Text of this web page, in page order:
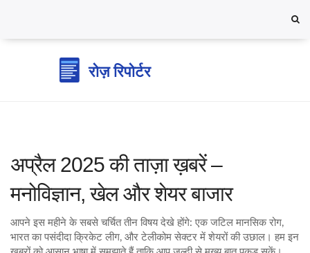
अप्रैल 2025 की ताज़ा ख़बरें –
मनोविज्ञान, खेल और शेयर बाजार
आपने इस महीने के सबसे चर्चित तीन विषय देखे होंगे: एक जटिल मानसिक रोग,
भारत का पसंदीदा क्रिकेट लीग, और टेलीकोम सेक्टर में शेयरों की उछाल। हम इन